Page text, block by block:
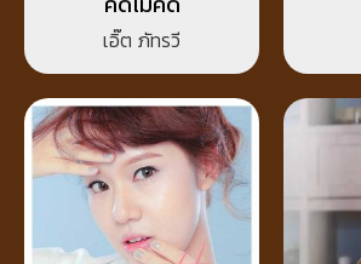
เอิ๊ต ภัทรวี